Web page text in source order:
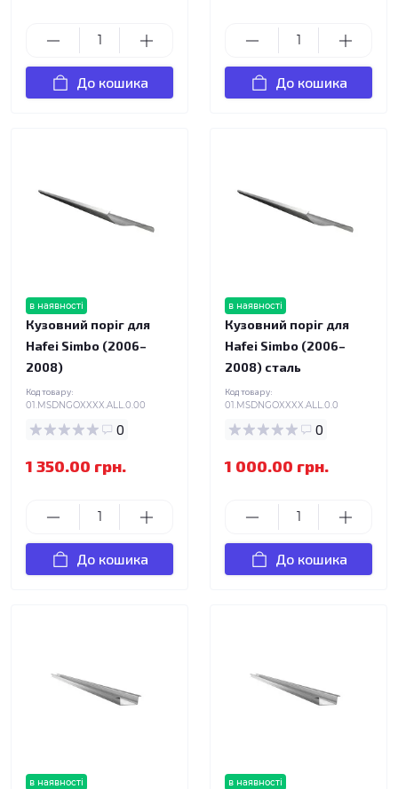
До кошика До кошика
в наявності
Кузовний поріг для
Hafei Simbo (2006–
2008)
Код товару:
01.MSDNGOXXXX.ALL.0.00
0
1 350.00 грн.
До кошика
в наявності
Кузовний поріг для
Hafei Simbo (2006–
2008) сталь
Код товару:
01.MSDNGOXXXX.ALL.0.0
0
1 000.00 грн.
До кошика
в наявності в наявності